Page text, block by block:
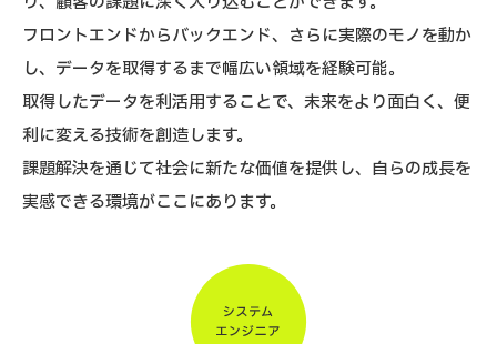
フロントエンドからバックエンド、さらに実際のモノを動か
し、データを取得するまで幅広い領域を経験可能。
取得したデータを利活用することで、未来をより面白く、便
利に変える技術を創造します。
課題解決を通じて社会に新たな価値を提供し、自らの成長を
実感できる環境がここにあります。